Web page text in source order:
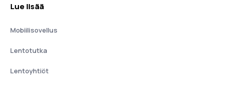
Lue lisää
Mobiilisovellus
Lentotutka
Lentoyhtiöt